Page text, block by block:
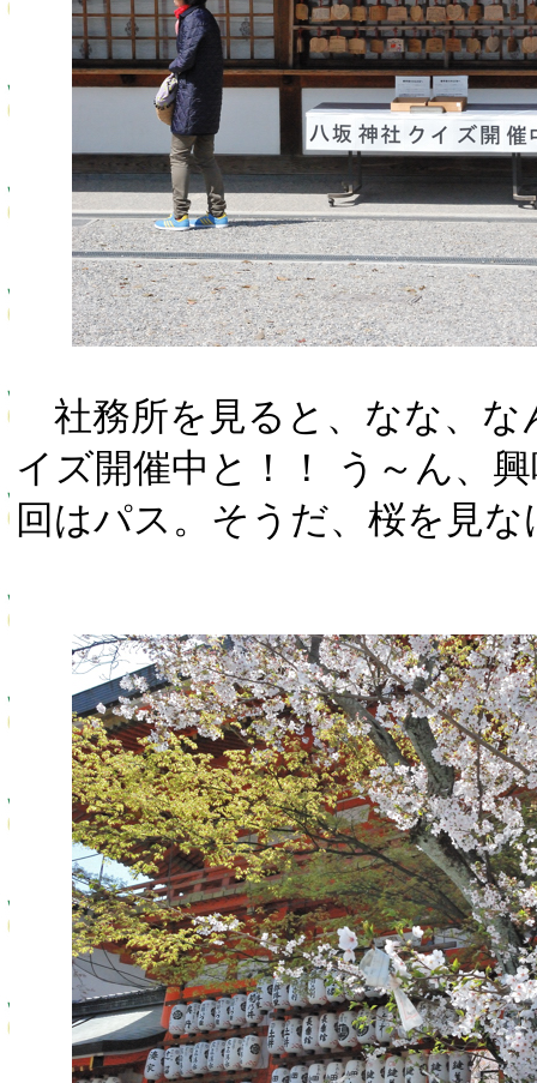
社務所を見ると、なな、な
イズ開催中と！！ う～ん、
回はパス。そうだ、桜を見